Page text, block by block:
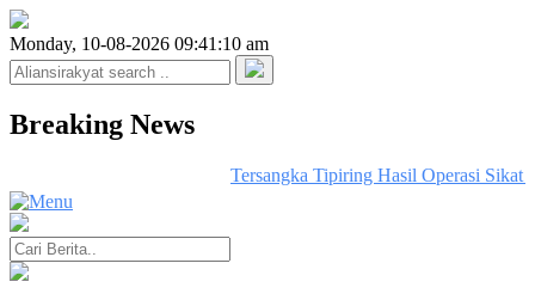
Monday, 10-08-2026 09:41:10 am
Breaking News
Tersangka Tipiring Hasil Operasi Sikat